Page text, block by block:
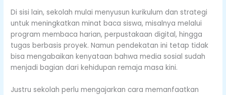
Di sisi lain, sekolah mulai menyusun kurikulum dan strategi
untuk meningkatkan minat baca siswa, misalnya melalui
program membaca harian, perpustakaan digital, hingga
tugas berbasis proyek. Namun pendekatan ini tetap tidak
bisa mengabaikan kenyataan bahwa media sosial sudah
menjadi bagian dari kehidupan remaja masa kini.
Justru sekolah perlu mengajarkan cara memanfaatkan